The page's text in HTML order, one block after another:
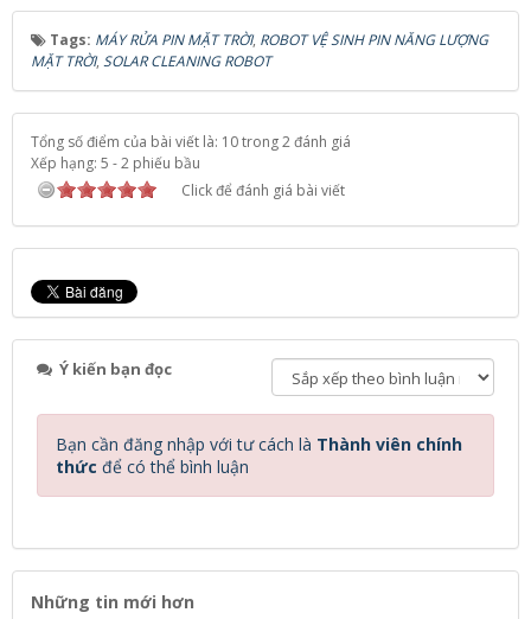
Tags: MÁY RỬA PIN MẶT TRỜI, ROBOT VỆ SINH PIN NĂNG LƯỢNG
MẶT TRỜI, SOLAR CLEANING ROBOT
Tổng số điểm của bài viết là: 10 trong 2 đánh giá
Xếp hạng: 5 -2 phiếu bầu
Click để đánh giá bài viết
Ý kiến bạn đọc
Bạn cần đăng nhập với tư cách là Thành viên chính
thức để có thể bình luận
Những tin mới hơn